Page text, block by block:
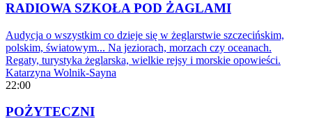
RADIOWA SZKOŁA POD ŻAGLAMI
Audycja o wszystkim co dzieje się w żeglarstwie szczecińskim,
polskim, światowym... Na jeziorach, morzach czy oceanach.
Regaty, turystyka żeglarska, wielkie rejsy i morskie opowieści.
Katarzyna Wolnik-Sayna
22:00
POŻYTECZNI